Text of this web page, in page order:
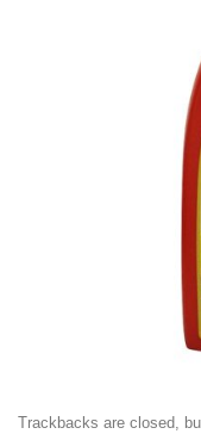
Trackbacks are closed,